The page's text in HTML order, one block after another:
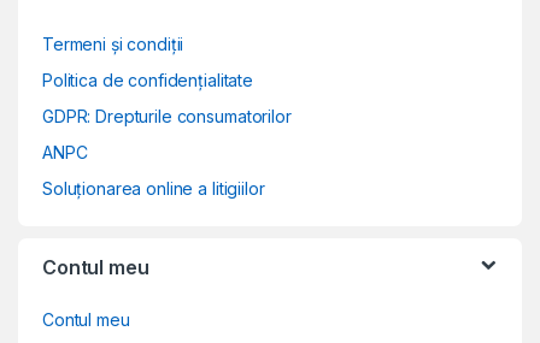
Termeni și condiții
Politica de confidențialitate
GDPR: Drepturile consumatorilor
ANPC
Soluționarea online a litigiilor
Contul meu
Contul meu